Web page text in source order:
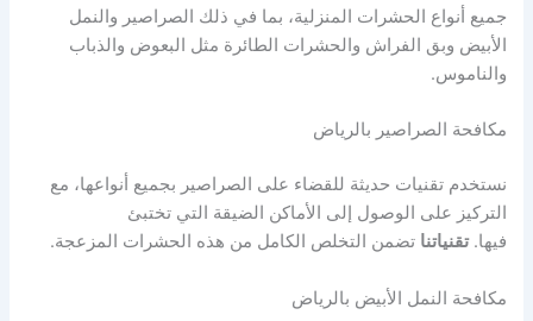
جميع أنواع الحشرات المنزلية، بما في ذلك الصراصير والنمل
الأبيض وبق الفراش والحشرات الطائرة مثل البعوض والذباب
والناموس.
مكافحة الصراصير بالرياض
نستخدم تقنيات حديثة للقضاء على الصراصير بجميع أنواعها، مع
التركيز على الوصول إلى الأماكن الضيقة التي تختبئ
فيها.تقنياتنا تضمن التخلص الكامل من هذه الحشرات المزعجة.
مكافحة النمل الأبيض بالرياض